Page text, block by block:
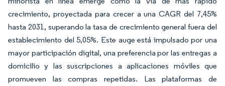
crecimiento, proyectada para crecer a una CAGR del 7,45%
hasta 2031, superando la tasa de crecimiento general fuera del
establecimiento del 5,05%. Este auge está impulsado por una
mayor participación digital, una preferencia por las entregas a
domicilio y las suscripciones a aplicaciones móviles que
promueven las compras repetidas. Las plataformas de